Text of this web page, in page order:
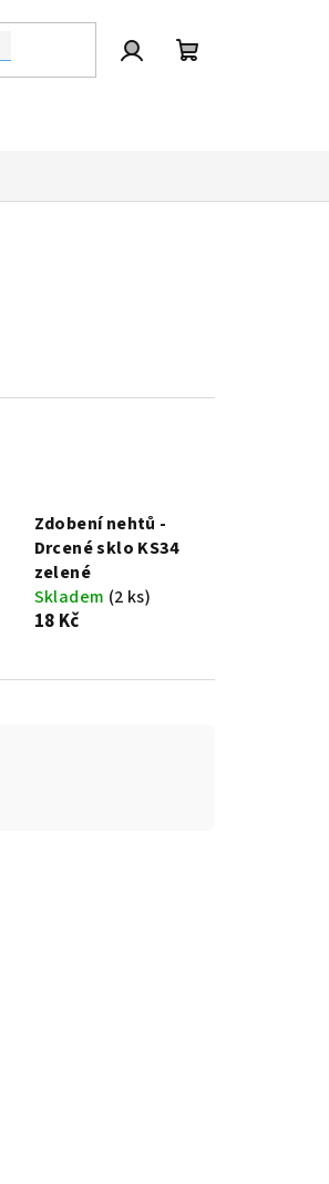
Zdobení nehtů -
Drcené sklo KS34
zelené
Skladem (2 ks)
18 Kč